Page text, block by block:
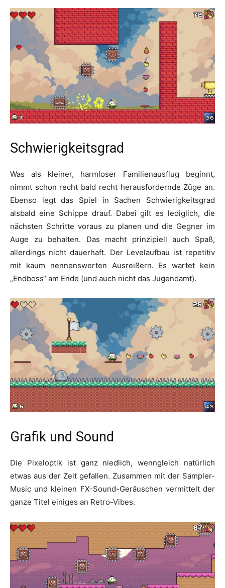
Schwierigkeitsgrad
Was als kleiner, harmloser Familienausflug beginnt,
nimmt schon recht bald recht herausfordernde Züge an.
Ebenso legt das Spiel in Sachen Schwierigkeitsgrad
alsbald eine Schippe drauf. Dabei gilt es lediglich, die
nächsten Schritte voraus zu planen und die Gegner im
Auge zu behalten. Das macht prinzipiell auch Spaß,
allerdings nicht dauerhaft. Der Levelaufbau ist repetitiv
mit kaum nennenswerten Ausreißern. Es wartet kein
„Endboss“ am Ende (und auch nicht das Jugendamt).
Grafik und Sound
Die Pixeloptik ist ganz niedlich, wenngleich natürlich
etwas aus der Zeit gefallen. Zusammen mit der Sampler-
Music und kleinen FX-Sound-Geräuschen vermittelt der
ganze Titel einiges an Retro-Vibes.